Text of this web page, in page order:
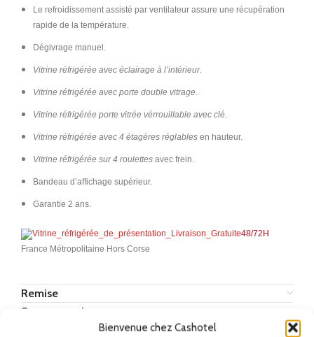
Bienvenue chez Cashotel
Le refroidissement assisté par ventilateur assure une récupération
rapide de la température.
Dégivrage manuel.
Vitrine réfrigérée avec éclairage à l’intérieur.
Vitrine réfrigérée avec porte double vitrage.
Vitrine réfrigérée porte vitrée vérrouillable avec clé.
Vitrine réfrigérée avec 4 étagères réglables en hauteur.
Vitrine réfrigérée sur 4 roulettes avec frein.
Bandeau d’affichage supérieur.
Garantie 2 ans.
48/72H
France Métropolitaine Hors Corse
Remise
Ses accessoires